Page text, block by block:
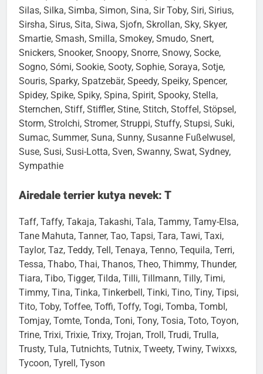
Shima, Shiraz, Shiva, Shma-Fu, Siana, Siddharta,
Silas, Silka, Simba, Simon, Sina, Sir Toby, Siri, Sirius,
Sirsha, Sirus, Sita, Siwa, Sjofn, Skrollan, Sky, Skyer,
Smartie, Smash, Smilla, Smokey, Smudo, Snert,
Snickers, Snooker, Snoopy, Snorre, Snowy, Socke,
Sogno, Sómi, Sookie, Sooty, Sophie, Soraya, Sotje,
Souris, Sparky, Spatzebär, Speedy, Speiky, Spencer,
Spidey, Spike, Spiky, Spina, Spirit, Spooky, Stella,
Sternchen, Stiff, Stiffler, Stine, Stitch, Stoffel, Stöpsel,
Storm, Strolchi, Stromer, Struppi, Stuffy, Stupsi, Suki,
Sumac, Summer, Suna, Sunny, Susanne Fußelwusel,
Suse, Susi, Susi-Lotta, Sven, Swanny, Swat, Sydney,
Taff, Taffy, Takaja, Takashi, Tala, Tammy, Tamy-Elsa,
Tane Mahuta, Tanner, Tao, Tapsi, Tara, Tawi, Taxi,
Taylor, Taz, Teddy, Tell, Tenaya, Tenno, Tequila, Terri,
Tessa, Thabo, Thai, Thanos, Theo, Thimmy, Thunder,
Tiara, Tibo, Tigger, Tilda, Tilli, Tillmann, Tilly, Timi,
Timmy, Tina, Tinka, Tinkerbell, Tinki, Tino, Tiny, Tipsi,
Tito, Toby, Toffee, Toffi, Toffy, Togi, Tomba, Tombl,
Tomjay, Tomte, Tonda, Toni, Tony, Tosia, Toto, Toyon,
Trine, Trixi, Trixie, Trixy, Trojan, Troll, Trudi, Trulla,
Trusty, Tula, Tutnichts, Tutnix, Tweety, Twiny, Twixxs,